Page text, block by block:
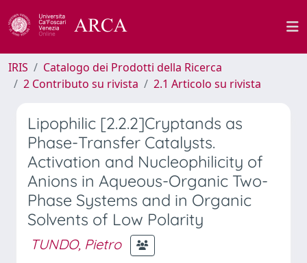
IRIS
Catalogo dei Prodotti della Ricerca
2 Contributo su rivista
2.1 Articolo su rivista
Lipophilic [2.2.2]Cryptands as
Phase-Transfer Catalysts.
Activation and Nucleophilicity of
Anions in Aqueous-Organic Two-
Phase Systems and in Organic
Solvents of Low Polarity
TUNDO, Pietro